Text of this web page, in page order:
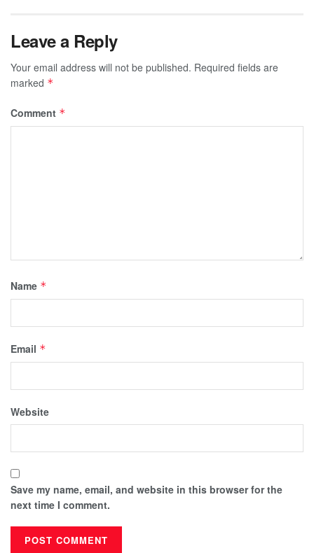
Leave a Reply
Your email address will not be published. Required fields are
marked *
Comment *
Name *
Email *
Website
Save my name, email, and website in this browser for the
next time I comment.